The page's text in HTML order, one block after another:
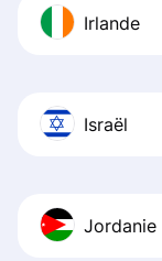
Irlande
Israël
Jordanie